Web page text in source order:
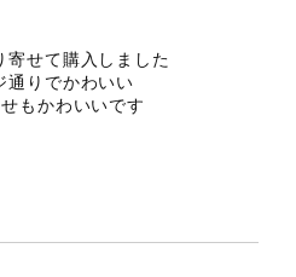
寄せて購入しました
通りでかわいい
もかわいいです